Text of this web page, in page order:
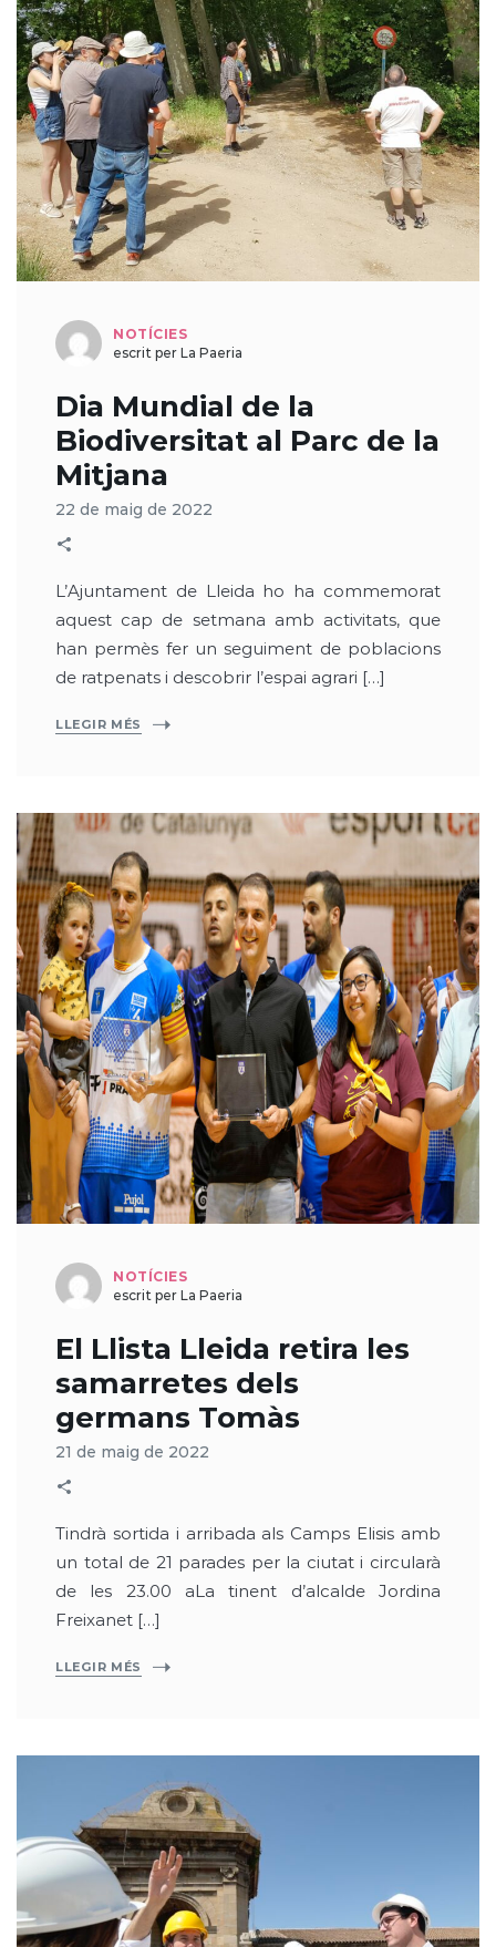
NOTÍCIES
escrit per La Paeria
Dia Mundial de la
Biodiversitat al Parc de la
Mitjana
22 de maig de 2022
L’Ajuntament de Lleida ho ha commemorat
aquest cap de setmana amb activitats, que
han permès fer un seguiment de poblacions
de ratpenats i descobrir l’espai agrari […]
LLEGIR MÉS
NOTÍCIES
escrit per La Paeria
El Llista Lleida retira les
samarretes dels
germans Tomàs
21 de maig de 2022
Tindrà sortida i arribada als Camps Elisis amb
un total de 21 parades per la ciutat i circularà
de les 23.00 aLa tinent d’alcalde Jordina
Freixanet […]
LLEGIR MÉS